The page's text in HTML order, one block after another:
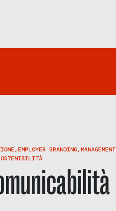
,EMPLOYER BRANDING,MANAGEMENT